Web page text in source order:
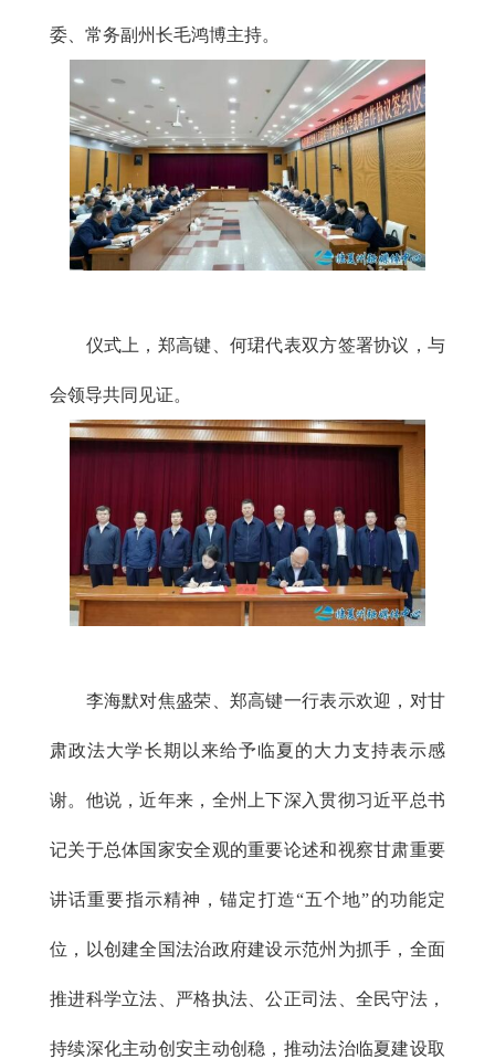
委、常务副州长毛鸿博主持。
仪式上，郑高键、何珺代表双方签署协议，与
会领导共同见证。
李海默对焦盛荣、郑高键一行表示欢迎，对甘
肃政法大学长期以来给予临夏的大力支持表示感
谢。他说，近年来，全州上下深入贯彻习近平总书
记关于总体国家安全观的重要论述和视察甘肃重要
讲话重要指示精神，锚定打造“五个地”的功能定
位，以创建全国法治政府建设示范州为抓手，全面
推进科学立法、严格执法、公正司法、全民守法，
持续深化主动创安主动创稳，推动法治临夏建设取